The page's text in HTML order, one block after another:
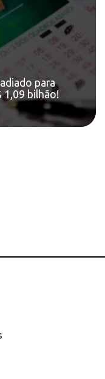
para
1,09 bilhão!